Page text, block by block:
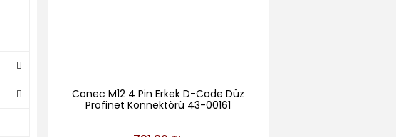
Conec M12 4 Pin Erkek D-Code Düz
Profinet Konnektörü 43-00161